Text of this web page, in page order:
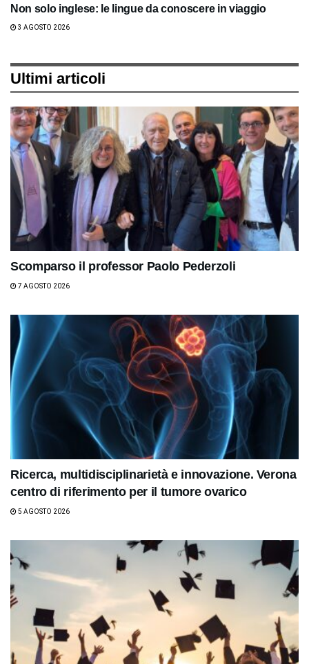
Non solo inglese: le lingue da conoscere in viaggio
3 AGOSTO 2026
Ultimi articoli
Scomparso il professor Paolo Pederzoli
7 AGOSTO 2026
Ricerca, multidisciplinarietà e innovazione. Verona
centro di riferimento per il tumore ovarico
5 AGOSTO 2026